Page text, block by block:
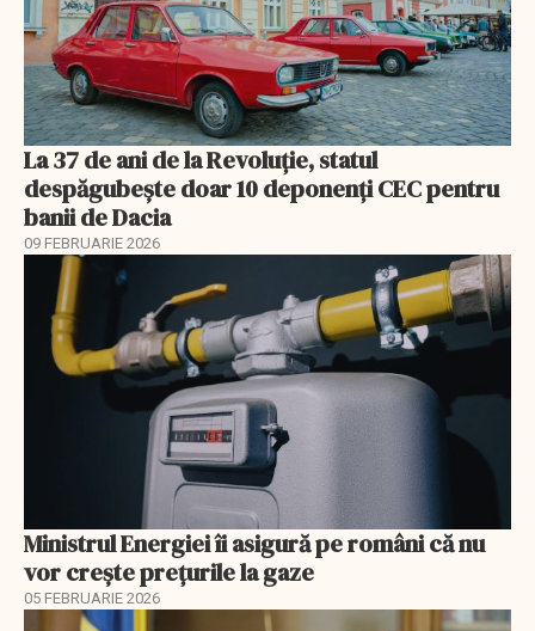
La 37 de ani de la Revoluție, statul
despăgubește doar 10 deponenți CEC pentru
banii de Dacia
09 FEBRUARIE 2026
Ministrul Energiei îi asigură pe români că nu
vor creşte preţurile la gaze
05 FEBRUARIE 2026